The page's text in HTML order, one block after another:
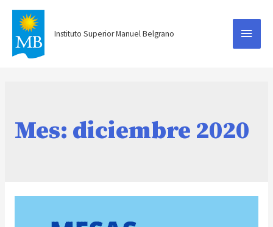
Instituto Superior Manuel Belgrano
Menú
Mes: diciembre 2020